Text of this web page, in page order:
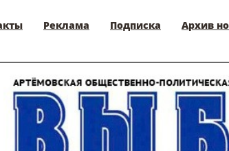
Реклама Подписка Архив